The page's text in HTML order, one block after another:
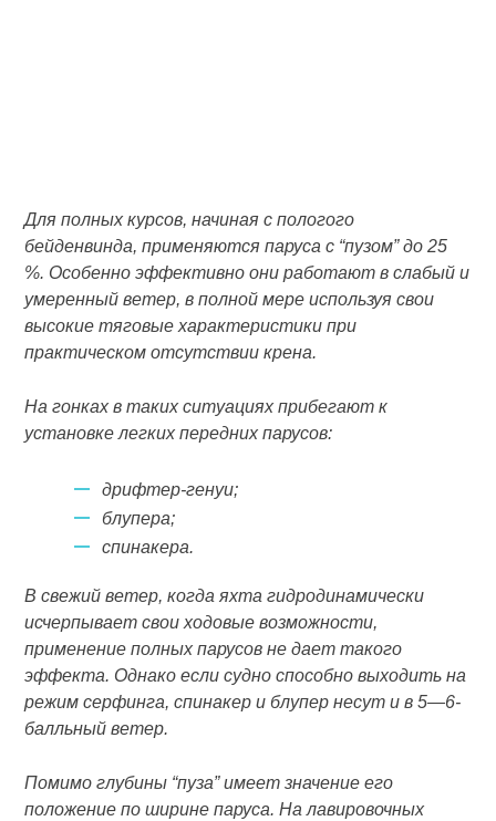
Для полных курсов, начиная с пологого
бейденвинда, применяются паруса с “пузом” до 25
%. Особенно эффективно они работают в слабый и
умеренный ветер, в полной мере используя свои
высокие тяговые характеристики при
практическом отсутствии крена.
На гонках в таких ситуациях прибегают к
установке легких передних парусов:
дрифтер-генуи;
блупера;
спинакера.
В свежий ветер, когда яхта гидродинамически
исчерпывает свои ходовые возможности,
применение полных парусов не дает такого
эффекта. Однако если судно способно выходить на
режим серфинга, спинакер и блупер несут и в 5—6-
балльный ветер.
Помимо глубины “пуза” имеет значение его
положение по ширине паруса. На лавировочных